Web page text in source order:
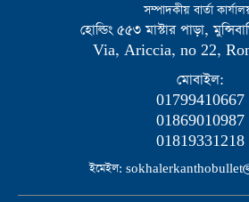
সম্পাদকীয় বার্তা
হোল্ডিং ৫৫৩ মাস্টার পাড়া,
Via, Ariccia, no 22,
মোবাইল:
01799410667
01869010987
01819331218
ইমেইল: